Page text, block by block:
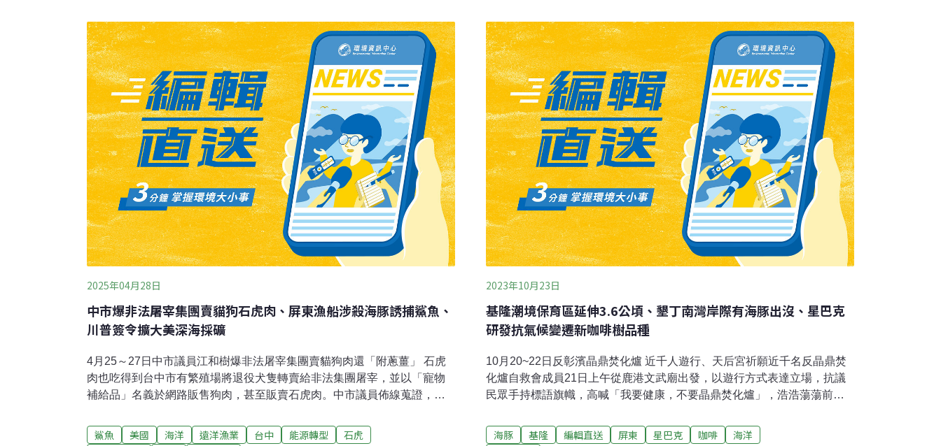
時，發現野柳海洋世界多了一隻海豚，經追問，這條新生小海豚是在去年7
月出生。台灣防止虐待動物協會執行長姜怡如指出，野柳海洋世界是違法
繁殖的「累犯」，業者在2015年未經許可繁殖三隻新生幼豚，2021～2022
年間又申請繁殖計畫。動保團體指出，三隻海豚（含新幼體）飼養在展區
後方一個極小水池長達一年，水池空間約莫只有三台巴士大，惡劣的飼養
環境極度危
曾使用過烙印、標籤等侵入性方式進行標記，隨著影像技術的進步與動物
福利意識的提升，現代研究多採用非侵入式的「照片辨識」 （Photo
Identific
2025年04月28日
中市爆非法屠宰集團賣貓狗石虎肉、屏東漁船涉殺海豚誘捕鯊魚、
川普簽令擴大美深海採礦
4月25～27日中市議員江和樹爆非法屠宰集團賣貓狗肉還「附蔥薑」 石虎
肉也吃得到台中市有繁殖場將退役犬隻轉賣給非法集團屠宰，並以「寵物
補給品」名義於網路販售狗肉，甚至販賣石虎肉。中市議員佈線蒐證，成
七天後確認物種，未來將要求繁殖場業者火化通報需交回晶片，以防堵管
鯊魚 美國 海洋 遠洋漁業 台中 能源轉型
石虎
2023年10月23日
基隆潮境保育區延伸3.6公頃、墾丁南灣岸際有海豚出沒、星巴克
研發抗氣候變遷新咖啡樹品種
10月20~22日反彰濱晶鼎焚化爐 近千人遊行、天后宮祈願近千名反晶鼎焚
化爐自救會成員21日上午從鹿港文武廟出發，以遊行方式表達立場，抗議
民眾手持標語旗幟，高喊「我要健康，不要晶鼎焚化爐」，浩浩蕩蕩前往
案因違反環評事項目前已停工，將要求開發單位加強民眾溝通，環保機關
海豚 基隆 編輯直送 屏東 星巴克 咖啡
海洋